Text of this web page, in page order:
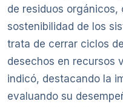
de residuos
sostenibilidad de los
trata de cerrar ciclos
desechos en recursos
indicó, destacando la
evaluando su